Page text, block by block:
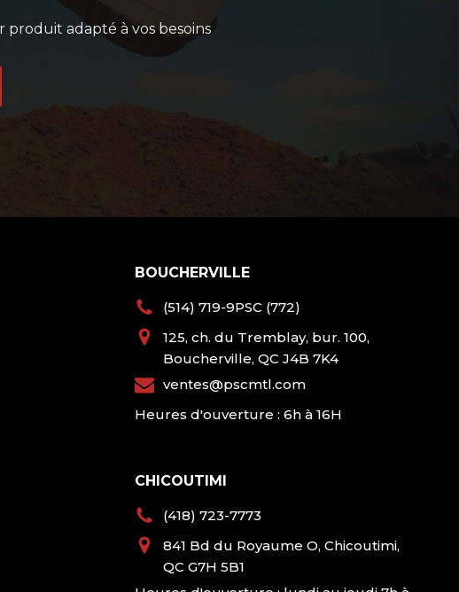
adapté à vos besoins
BOUCHERVILLE
(514) 719-9PSC (772)
125, ch. du Tremblay, bur. 100,
Boucherville, QC J4B 7K4
ventes@pscmtl.com
Heures d'ouverture : 6h à 16H
CHICOUTIMI
(418) 723-7773
841 Bd du Royaume O, Chicoutimi,
QC G7H 5B1